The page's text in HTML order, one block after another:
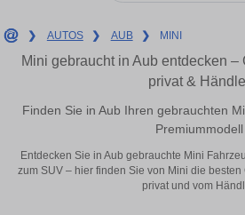
❯ AUTOS ❯ AUB ❯ MINI
Mini gebraucht in Aub entdecken –
privat &
Finden Sie in Aub Ihren gebrauchten
Premiummodell
Entdecken Sie in Aub gebrauchte Mini
zum SUV – hier finden Sie von Mini die
privat und vom